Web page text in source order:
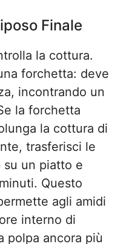
Finale
la cottura.
forchetta: deve
incontrando un
la forchetta
la cottura di
trasferisci le
su un piatto e
Questo
agli amidi
interno di
polpa ancora più